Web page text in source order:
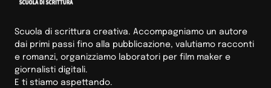
Scuola di scrittura creativa. Accompagniamo un autore
dai primi passi fino alla pubblicazione, valutiamo racconti
e romanzi, organizziamo laboratori per film maker e
giornalisti digitali.
E ti stiamo aspettando.